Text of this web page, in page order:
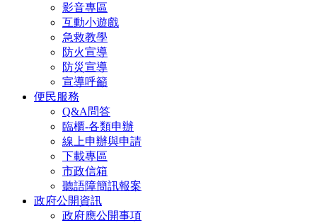
影音專區
互動小遊戲
急救教學
防火宣導
防災宣導
宣導呼籲
便民服務
Q&A問答
臨櫃-各類申辦
線上申辦與申請
下載專區
市政信箱
聽語障簡訊報案
政府公開資訊
政府應公開事項